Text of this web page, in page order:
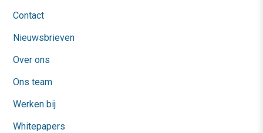
Contact
Nieuwsbrieven
Over ons
Ons team
Werken bij
Whitepapers